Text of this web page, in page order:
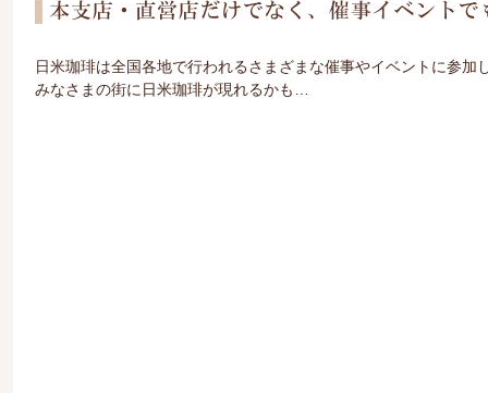
日米珈琲は全国各地で行われるさまざまな催事やイベントに参
みなさまの街に日米珈琲が現れるかも…